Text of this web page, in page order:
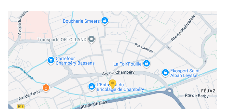
mardi
08:00 - 12:00
14:00 - 19:00
mercredi
08:00 - 12:0014:00 - 19:00
jeudi
08:00 - 12:0014:00 - 19:00
vendredi
08:00 - 12:00 14:00 - 19:00
samedi
08:00 - 12:0014:00 - 19:00
dimanche
fermé